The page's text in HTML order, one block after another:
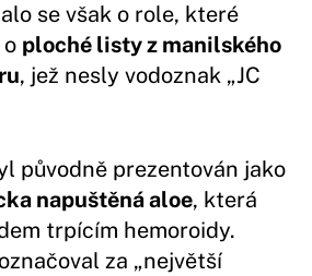
se však o role, které
ploché listy z manilského
, jež nesly vodoznak „JC
původně prezentován jako
napuštěná aloe, která
trpícím hemoroidy.
za „největší